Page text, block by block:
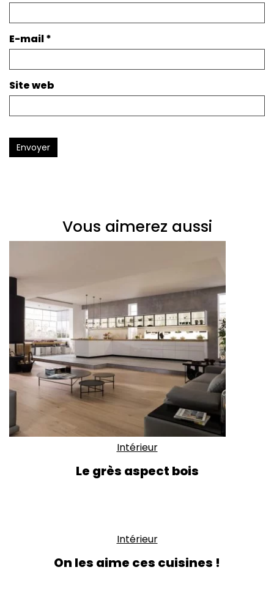
E-mail*
Site web
Envoyer
Vous aimerez aussi
Intérieur
Le grès aspect bois
Intérieur
On les aime ces cuisines !